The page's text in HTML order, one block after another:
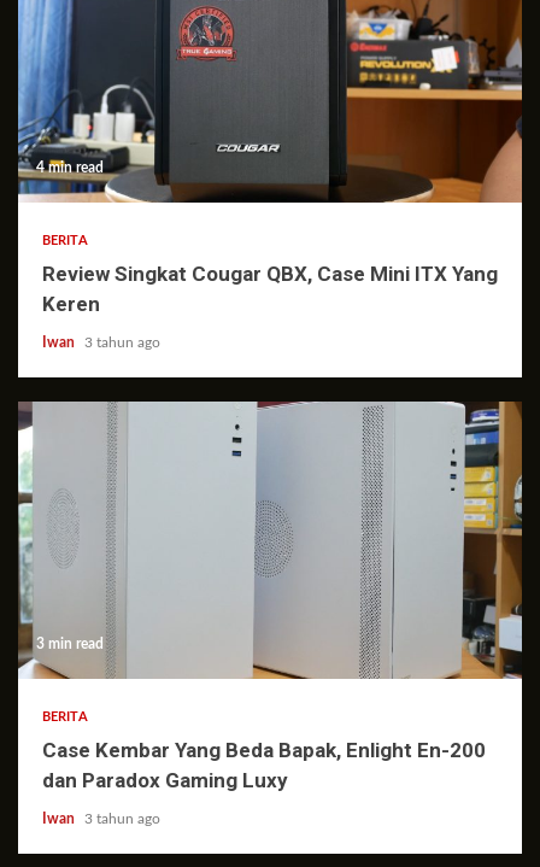
4 min read
BERITA
Review Singkat Cougar QBX, Case Mini ITX Yang
Keren
Iwan 3 tahun ago
3 min read
BERITA
Case Kembar Yang Beda Bapak, Enlight En-200
dan Paradox Gaming Luxy
Iwan 3 tahun ago